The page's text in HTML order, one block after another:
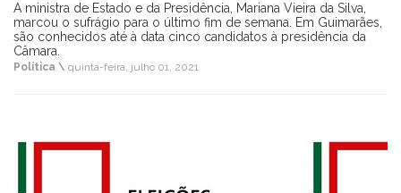
A ministra de Estado e da Presidência, Mariana Vieira da Silva,
marcou o sufrágio para o último fim de semana. Em Guimarães,
são conhecidos até à data cinco candidatos à presidência da
Câmara.
Política \ quinta-feira, julho 01, 2021